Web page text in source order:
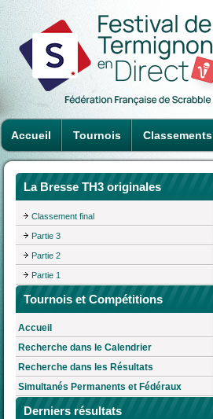
Accueil Tournois Classements
La Bresse TH3 originales
Classement final
Partie 3
Partie 2
Partie 1
Tournois et Compétitions
Accueil
Recherche dans le Calendrier
Recherche dans les Résultats
Simultanés Permanents et Fédéraux
Derniers résultats